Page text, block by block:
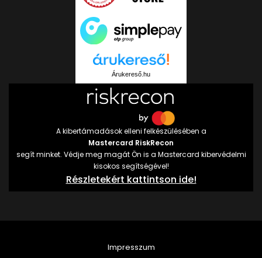
Árukereső.hu
A kibertámadások elleni felkészülésében a
Mastercard RiskRecon
segít minket. Védje meg magát Ön is a Mastercard kibervédelmi
kisokos segítségével!
Részletekért kattintson ide!
Impresszum